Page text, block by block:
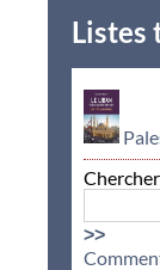
Listes
>>